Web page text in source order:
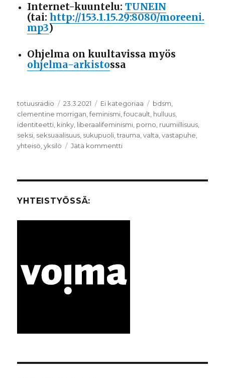
Internet-kuuntelu:TUNEIN
(tai:http://153.1.15.29:8080/moreeni.
mp3)
Ohjelma on kuultavissa myös
ohjelma-arkistossa
Kirjoittaja
totuusradio Julkaistu
23.3.2021 Kategoriat
Ei kategoriaa Avainsanat
bdsm,
clementine morrigan,feminismi,foucault, hulluus,
identiteetti, kinky, liberaalifeminismi, porno, ruumiillisuus,
seksi, seksuaalisuus, sukupuoli,trauma,valta,vastapuhe,
yhteisö,yksilö Jätä kommentti
trauma
YHTEISTYÖSSÄ: